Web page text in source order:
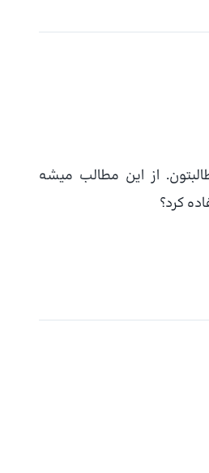
از این مطالب میشه
کرد؟